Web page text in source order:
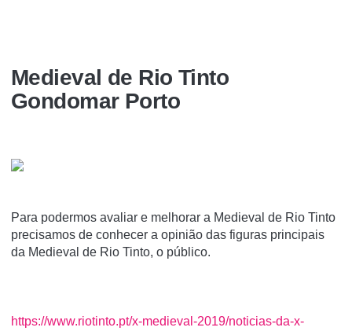
Medieval de Rio Tinto
Gondomar Porto
Para podermos avaliar e melhorar a Medieval de Rio Tinto
precisamos de conhecer a opinião das figuras principais
da Medieval de Rio Tinto, o público.
https://www.riotinto.pt/x-medieval-2019/noticias-da-x-